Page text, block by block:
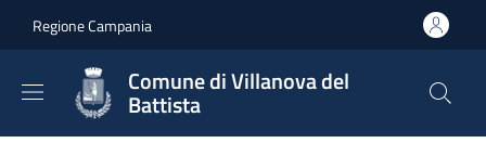
Regione Campania
Comune di Villanova del
Battista